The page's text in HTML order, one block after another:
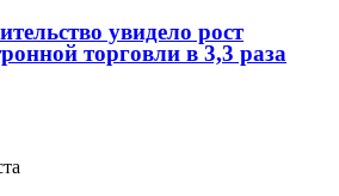
увидело рост
торговли в 3,3 раза